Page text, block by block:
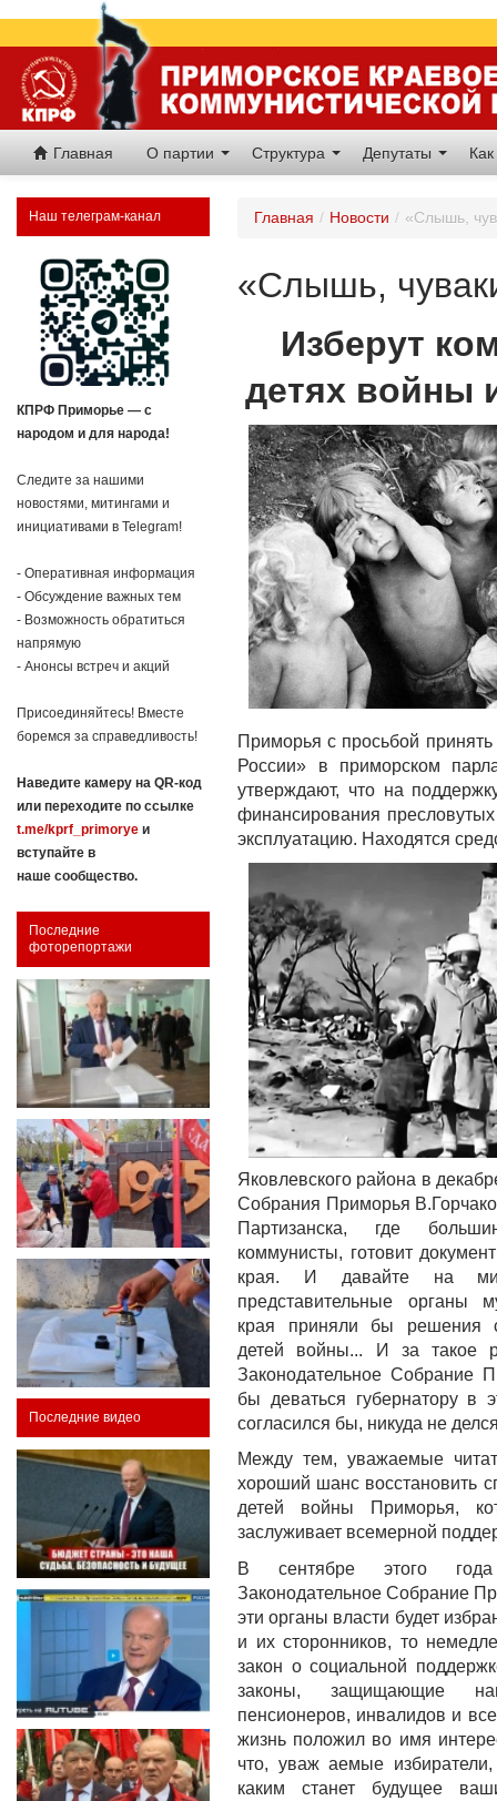
Главная О партии Структура Депутаты
Наш телеграм-канал
КПРФ Приморье — с
народом и для народа!
Следите за нашими
новостями, митингами и
инициативами в Telegram!
- Оперативная информация
- Обсуждение важных тем
- Возможность обратиться
напрямую
- Анонсы встреч и акций
Присоединяйтесь! Вместе
боремся за справедливость!
Наведите камеру на QR-код
или переходите по ссылке
t.me/kprf_primorye и
вступайте в
наше сообщество.
Последние
фоторепортажи
Последние видео
Главная / Новости / «Слышь,
«Слышь,
Изберут
детях войны
Приморья с просьбой
России» в приморском
утверждают, что на
финансирования пресловутых
эксплуатацию. Находятся
Яковлевского района в
Собрания Приморья
Партизанска, где
коммунисты, готовит
края. И давайте на
представительные органы
края приняли бы решения
детей войны... И за такое
Законодательное Собрание
бы деваться губернатору в
согласился бы, никуда не
Между тем, уважаемые
хороший шанс восстановить
детей войны Приморья,
заслуживает всемерной
В сентябре этого
Законодательное Собрание
эти органы власти будет
и их сторонников, то
закон о социальной
законы, защищающие
пенсионеров, инвалидов и
жизнь положил во имя
что, уваж аемые
каким станет будущее